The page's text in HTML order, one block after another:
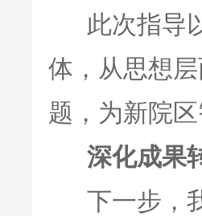
此次指导以
体，从思想
题，为新院
深化成果
下一步，我